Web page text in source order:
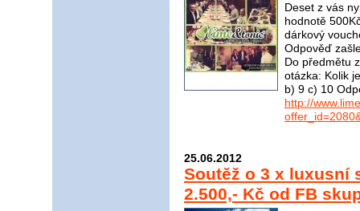
Deset z vás
hodnotě
dárkový
Odpověď
Do předmětu
otázka: Kolik
b) 9 c) 10
http://
25.06.2012
Soutěž o 3 x luxusní
2.500,- Kč od FB